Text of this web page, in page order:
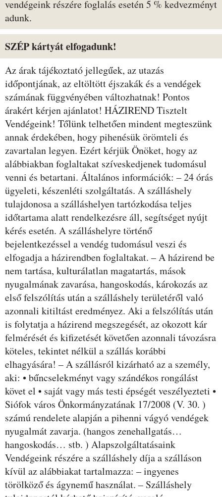
vendégeink részére foglalás esetén 5 % kedvezményt
adunk.
SZÉP kártyát elfogadunk!
Az árak tájékoztató jellegűek, az utazás
időpontjának, az eltöltött éjszakák és a vendégek
számának függvényében változhatnak! Pontos
árakért kérjen ajánlatot! HÁZIREND Tisztelt
Vendégeink! Tőlünk telhetően mindent megteszünk
annak érdekében, hogy pihenésük örömteli és
zavartalan legyen. Ezért kérjük Önöket, hogy az
alábbiakban foglaltakat szíveskedjenek tudomásul
venni és betartani. Általános információk: – 24 órás
ügyeleti, készenléti szolgáltatás. A szálláshely
tulajdonosa a szálláshelyen tartózkodása teljes
időtartama alatt rendelkezésre áll, segítséget nyújt
kérés esetén. A szálláshelyre történő
bejelentkezéssel a vendég tudomásul veszi és
elfogadja a házirendben foglaltakat. – A házirend be
nem tartása, kulturálatlan magatartás, mások
nyugalmának zavarása, hangoskodás, károkozás az
első felszólítás után a szálláshely területéről való
azonnali kitiltást eredményez. Aki a felszólítás után
is folytatja a házirend megszegését, az okozott kár
felmérését és kifizetését követően azonnali távozásra
köteles, tekintet nélkül a szállás korábbi
elhagyására! – A szállásról kizárható az a személy,
aki: • bűncselekményt vagy szándékos rongálást
követ el • saját vagy más testi épségét veszélyezteti •
Siófok város Önkormányzatának 17/2008 (V. 30. )
számú rendelete alapján a pihenni vágyó vendégek
nyugalmát zavarja. (hangos zenehallgatás…
hangoskodás… stb. ) Alapszolgáltatásaink
Vendégeink részére a szálláshely díja a szálláson
kívül az alábbiakat tartalmazza: – ingyenes
törölköző és ágynemű használat. – Szálláshely